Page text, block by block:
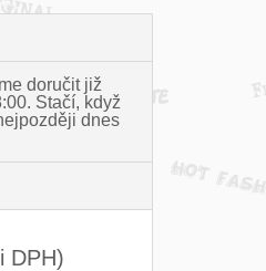
doručit již
Stačí, když
dnes
DPH)